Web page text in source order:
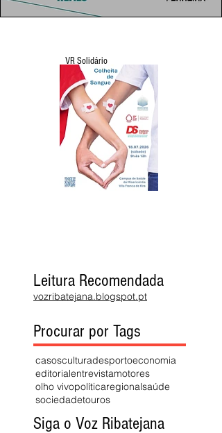
VR Solidário
Leitura Recomendada
vozribatejana.blogspot.pt
Procurar por Tags
casosculturadesportoeconomia
editorialentrevistamotores
olho vivopolíticaregionalsaúde
sociedadetouros
Siga o Voz Ribatejana